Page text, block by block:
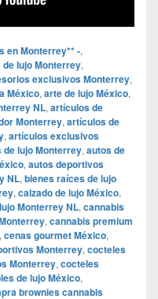
en Monterrey** -,
lujo Monterrey,
exclusivos Monterrey,
México, arte de lujo México,
NL, artículos de
Monterrey, artículos de
, artículos exclusivos
de lujo Monterrey, autos de
, autos deportivos
NL, bienes raíces de lujo
, calzado de lujo México,
Monterrey NL, cannabis
, cannabis premium
, cenas gourmet México,
Monterrey, cocteles
Monterrey, cocteles
de lujo México,
brownies cannabis